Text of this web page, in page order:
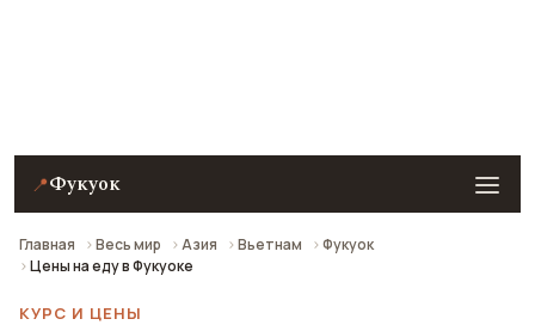
📍Фукуок
Главная Весь мир Азия Вьетнам
Фукуок
Цены на еду в Фукуоке
КУРС И ЦЕНЫ